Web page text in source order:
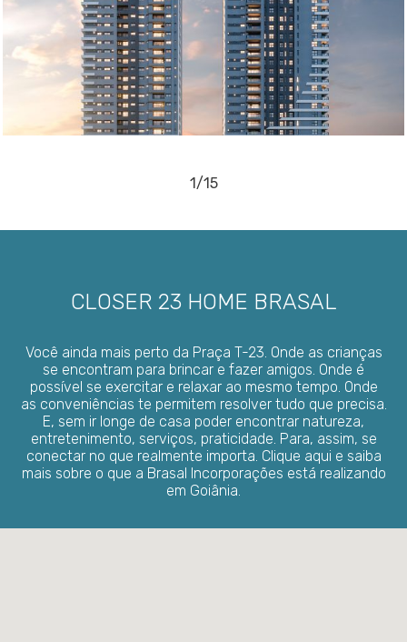
1/15
CLOSER 23 HOME BRASAL
Você ainda mais perto da Praça T-23. Onde as crianças
se encontram para brincar e fazer amigos. Onde é
possível se exercitar e relaxar ao mesmo tempo. Onde
as conveniências te permitem resolver tudo que precisa.
E, sem ir longe de casa poder encontrar natureza,
entretenimento, serviços, praticidade. Para, assim, se
conectar no que realmente importa. Clique aqui e saiba
mais sobre o que a Brasal Incorporações está realizando
em Goiânia.